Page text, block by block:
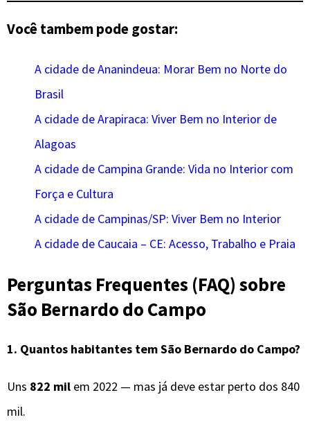
Você tambem pode gostar:
A cidade de Ananindeua: Morar Bem no Norte do
Brasil
A cidade de Arapiraca: Viver Bem no Interior de
Alagoas
A cidade de Campina Grande: Vida no Interior com
Força e Cultura
A cidade de Campinas/SP: Viver Bem no Interior
A cidade de Caucaia – CE: Acesso, Trabalho e Praia
Perguntas Frequentes (FAQ) sobre
São Bernardo do Campo
1. Quantos habitantes tem São Bernardo do Campo?
Uns 822 mil em 2022 — mas já deve estar perto dos 840
mil.